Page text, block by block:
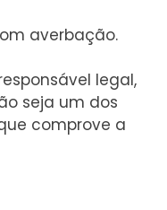
averbação.
legal,
seja um dos
comprove a